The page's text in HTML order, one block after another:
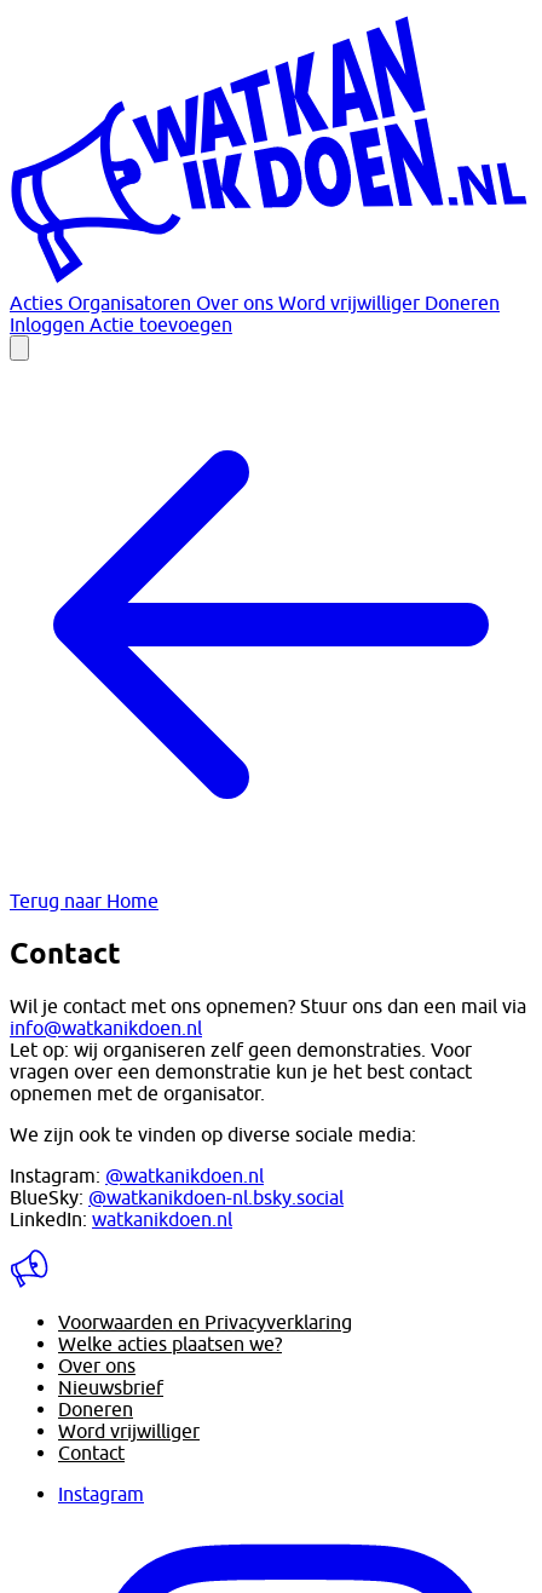
Acties Organisatoren Over ons Word vrijwilliger Doneren
Inloggen Actie toevoegen
Terug naar Home
Contact
Wil je contact met ons opnemen? Stuur ons dan een mail via
info@watkanikdoen.nl
Let op: wij organiseren zelf geen demonstraties. Voor
vragen over een demonstratie kun je het best contact
opnemen met de organisator.
We zijn ook te vinden op diverse sociale media:
Instagram: @watkanikdoen.nl
BlueSky: @watkanikdoen-nl.bsky.social
LinkedIn: watkanikdoen.nl
Voorwaarden en Privacyverklaring
Welke acties plaatsen we?
Over ons
Nieuwsbrief
Doneren
Word vrijwilliger
Contact
Instagram